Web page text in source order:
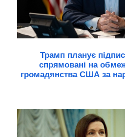
Трамп планує
спрямовані на
громадянства США за